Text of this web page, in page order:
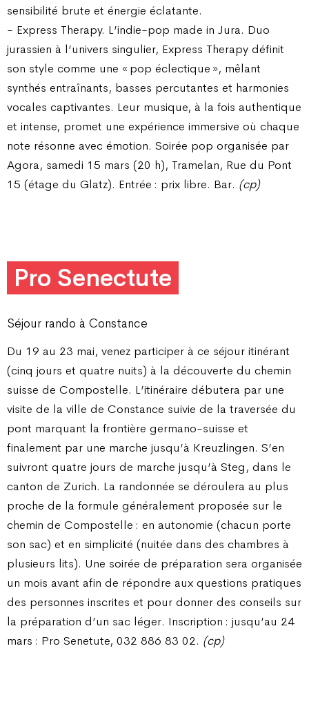
sensibilité brute et énergie éclatante.
- Express Therapy. L’indie-pop made in Jura. Duo
jurassien à l’univers singulier, Express Therapy définit
son style comme une « pop éclectique », mêlant
synthés entraînants, basses percutantes et harmonies
vocales captivantes. Leur musique, à la fois authentique
et intense, promet une expérience immersive où chaque
note résonne avec émotion. Soirée pop organisée par
Agora, samedi 15 mars (20 h), Tramelan, Rue du Pont
15 (étage du Glatz). Entrée : prix libre. Bar. (cp)
Pro Senectute
Séjour rando à Constance
Du 19 au 23 mai, venez participer à ce séjour itinérant
(cinq jours et quatre nuits) à la découverte du chemin
suisse de Compostelle. L’itinéraire débutera par une
visite de la ville de Constance suivie de la traversée du
pont marquant la frontière germano-suisse et
finalement par une marche jusqu’à Kreuzlingen. S’en
suivront quatre jours de marche jusqu’à Steg, dans le
canton de Zurich. La randonnée se déroulera au plus
proche de la formule généralement proposée sur le
chemin de Compostelle : en autonomie (chacun porte
son sac) et en simplicité (nuitée dans des chambres à
plusieurs lits). Une soirée de préparation sera organisée
un mois avant afin de répondre aux questions pratiques
des personnes inscrites et pour donner des conseils sur
la préparation d’un sac léger. Inscription : jusqu’au 24
mars : Pro Senetute, 032 886 83 02. (cp)